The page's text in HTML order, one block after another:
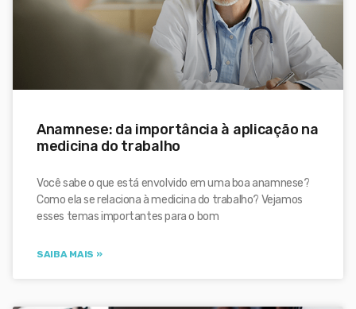
Anamnese: da importância à aplicação na
medicina do trabalho
Você sabe o que está envolvido em uma boa anamnese?
Como ela se relaciona à medicina do trabalho? Vejamos
esses temas importantes para o bom
SAIBA MAIS »